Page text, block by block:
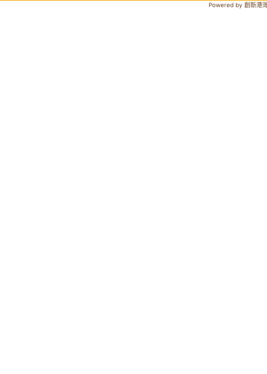
Powered by 創新港